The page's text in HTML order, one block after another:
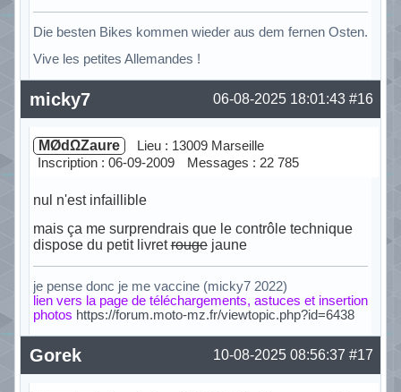
Die besten Bikes kommen wieder aus dem fernen Osten.
Vive les petites Allemandes !
Hors ligne #16
06-08-2025 18:01:43
micky7
MØdΩZaure
Lieu : 13009 Marseille
Inscription : 06-09-2009
Messages : 22 785
nul n'est infaillible
mais ça me surprendrais que le contrôle technique
dispose du petit livretrougejaune
je pense donc je me vaccine (micky7 2022)
lien vers la page de téléchargements, astuces et insertion
photos https://forum.moto-mz.fr/viewtopic.php?id=6438
Hors ligne #17
10-08-2025 08:56:37
Gorek